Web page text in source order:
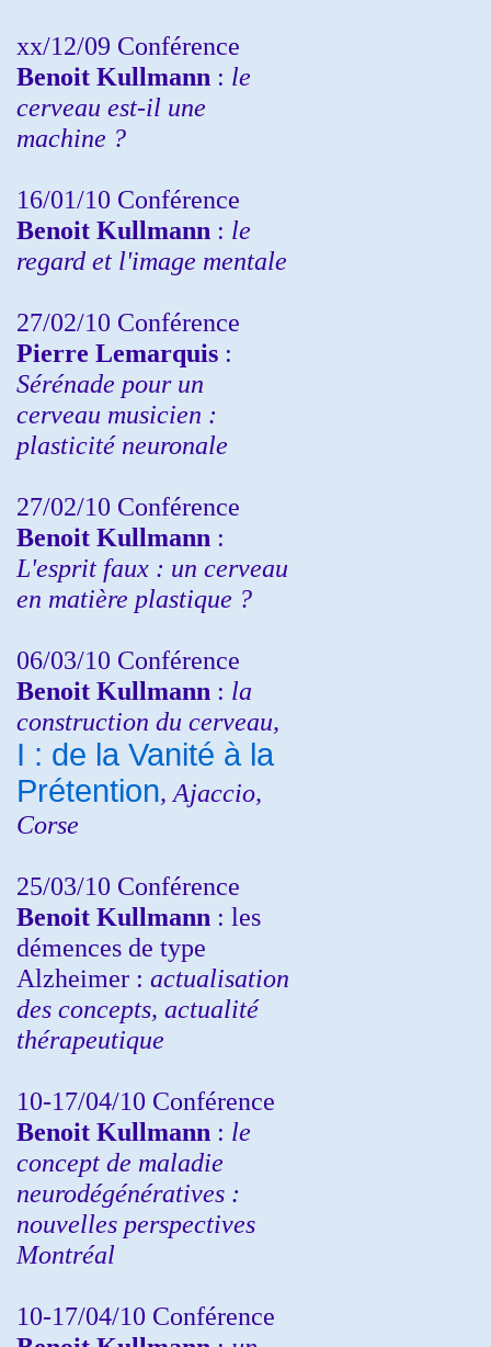
xx/12/09 Conférence
Benoit Kullmann : le
cerveau est-il une
machine ?
16/01/10 Conférence
Benoit Kullmann : le
regard et l'image mentale
27/02/10 Conférence
Pierre Lemarquis :
Sérénade pour un
cerveau musicien :
plasticité neuronale
27/02/10 Conférence
Benoit Kullmann :
L'esprit faux : un cerveau
en matière plastique ?
06/03/10 Conférence
Benoit Kullmann : la
construction du cerveau,
I : de la Vanité à la
Prétention, Ajaccio,
Corse
25/03/10 Conférence
Benoit Kullmann : les
démences de type
Alzheimer : actualisation
des concepts, actualité
thérapeutique
10-17/04/10 Conférence
Benoit Kullmann : le
concept de maladie
neurodégénératives :
nouvelles perspectives
Montréal
10-17/04/10 Conférence